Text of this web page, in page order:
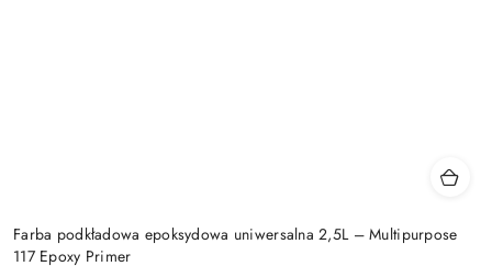
Farba podkładowa epoksydowa uniwersalna 2,5L – Multipurpose
117 Epoxy Primer